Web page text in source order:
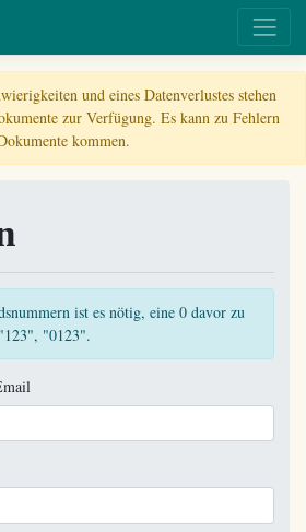
und eines Datenverlustes stehen
zur Verfügung. Es kann zu Fehlern
kommen.
ist es nötig, eine 0 davor zu
"0123".